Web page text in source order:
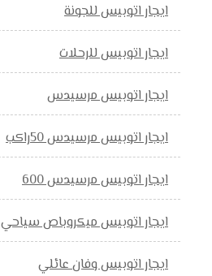
ايجار اتوبيس للجونة
ايجار اتوبيس للرحلات
ايجار اتوبيس مرسيدس
ايجار اتوبيس مرسيدس 50راكب
ايجار اتوبيس مرسيدس 600
ايجار اتوبيس ميكروباص سياحي
ايجار اتوبيس وفان عائلي